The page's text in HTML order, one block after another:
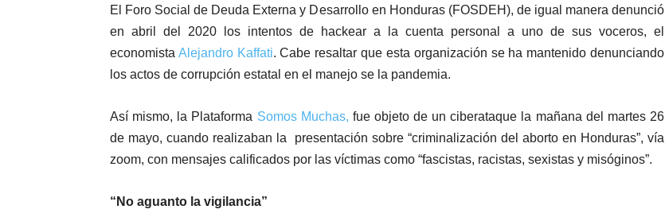
El Foro Social de Deuda Externa y Desarrollo en Honduras (FOSDEH), de igual manera denunció
en abril del 2020 los intentos de hackear a la cuenta personal a uno de sus voceros, el
economista Alejandro Kaffati. Cabe resaltar que esta organización se ha mantenido denunciando
los actos de corrupción estatal en el manejo se la pandemia.
Así mismo, la Plataforma Somos Muchas, fue objeto de un ciberataque la mañana del martes 26
de mayo, cuando realizaban la presentación sobre “criminalización del aborto en Honduras”, vía
zoom, con mensajes calificados por las víctimas como “fascistas, racistas, sexistas y misóginos”.
“No aguanto la vigilancia”